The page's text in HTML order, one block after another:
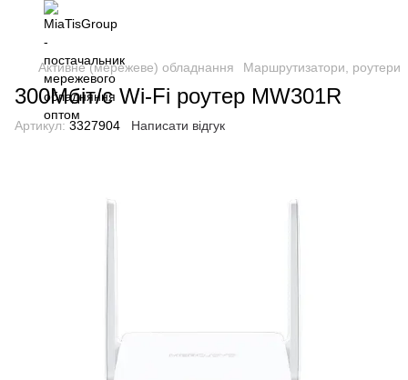
Активне (мережеве) обладнання Маршрутизатори, роутери
300Мбіт/с Wi-Fi роутер MW301R
Артикул: 3327904 Написати відгук